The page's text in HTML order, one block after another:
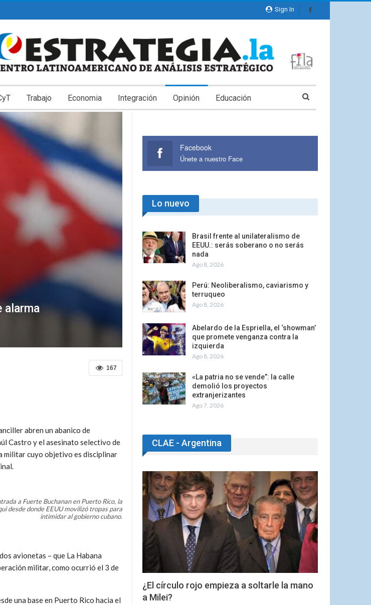
Sign In
Trabajo Economia Integración Opinión Educación
alarma
167
abren un abanico de
Castro y el asesinato selectivo de
militar cuyo objetivo es disciplinar
a Fuerte Buchanan en Puerto Rico, la
desde donde EEUU movilizó tropas para
intimidar al gobierno cubano.
avionetas – que La Habana
militar, como ocurrió el 3 de
una base en Puerto Rico hacia el
Facebook
Únete a nuestro Face
Lo nuevo
Brasil frente al unilateralismo de
EEUU.: serás soberano o no serás
nada
Ago 8, 2026
Perú: Neoliberalismo, caviarismo y
terruqueo
Ago 8, 2026
Abelardo de la Espriella, el ‘showman’
que promete venganza contra la
izquierda
Ago 8, 2026
«La patria no se vende”: la calle
demolió los proyectos
extranjerizantes
Ago 7, 2026
CLAE - Argentina
¿El círculo rojo empieza a soltarle la mano
a Milei?